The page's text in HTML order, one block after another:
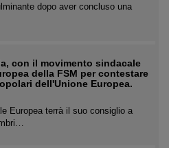
dopo aver concluso una
con il movimento sindacale
della FSM per contestare
dell'Unione Europea.
Europea terrà il suo consiglio a